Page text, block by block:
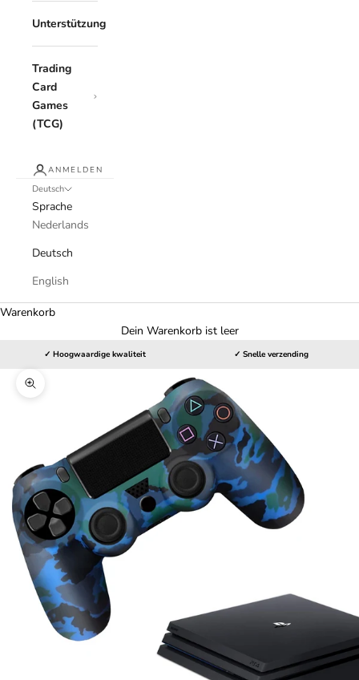
Unterstützung
Trading
Card
Games
(TCG)
ANMELDEN
Deutsch
Sprache
Nederlands
Deutsch
English
Warenkorb
Dein Warenkorb ist leer
✓ Hoogwaardige kwaliteit ✓ Snelle verzending
Bild vergrößern